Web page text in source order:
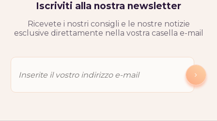
Iscriviti alla nostra newsletter
Ricevete i nostri consigli e le nostre notizie
esclusive direttamente nella vostra casella e-mail